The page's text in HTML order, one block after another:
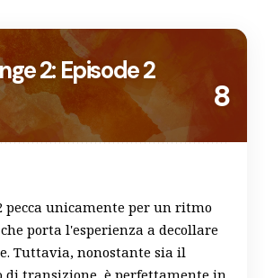
2: Episode 2
8
pecca unicamente per un ritmo
porta l'esperienza a decollare
Tuttavia, nonostante sia il
di transizione, è perfettamente in